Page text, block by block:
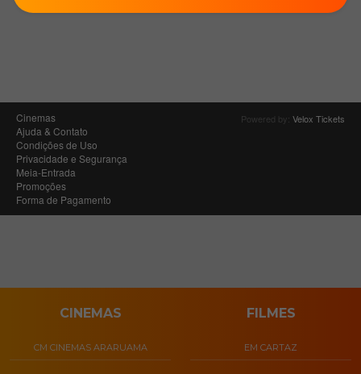
CINEMAS
CM CINEMAS ARARUAMA
FILMES
EM CARTAZ